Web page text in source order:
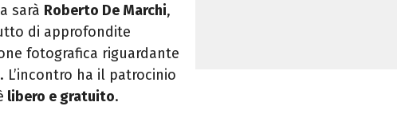
sarà Roberto De Marchi,
di approfondite
fotografica riguardante
ha il patrocinio
libero e gratuito.